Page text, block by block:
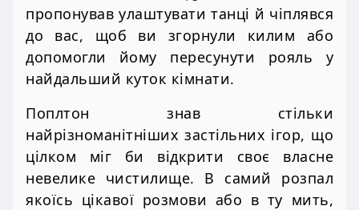
пропонував улаштувати танці й чіплявся
до вас, щоб ви згорнули килим або
допомогли йому пересунути рояль у
найдальший куток кімнати.
Поплтон знав стільки
найрізноманітніших застільних ігор, що
цілком міг би відкрити своє власне
невелике чистилище. В самий розпал
якоїсь цікавої розмови або в ту мить,